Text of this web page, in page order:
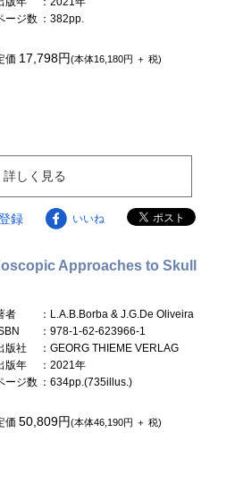
ージ数 ：382pp.
価 17,798円(本体16,180円 ＋ 税)
詳しく見る
録 いいね
Approaches to Skull
者
：L.A.B.Borba & J.G.De Oliveira
：978-1-62-623966-1
版社
：GEORG THIEME VERLAG
版年
：2021年
ージ数 ：634pp.(735illus.)
価50,809円(本体46,190円 ＋ 税)